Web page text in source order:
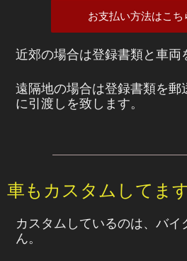
お支払い方法はこち
近郊の場合は登録書類と車両
遠隔地の場合は登録書類を郵
に引渡しを致します。
車もカスタムしてま
カスタムしているのは、バ
ん。